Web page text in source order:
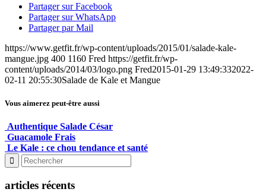
Partager sur Facebook
Partager sur WhatsApp
Partager par Mail
https://www.getfit.fr/wp-content/uploads/2015/01/salade-kale-
mangue.jpg 400 1160 Fred https://getfit.fr/wp-
content/uploads/2014/03/logo.png Fred2015-01-29 13:49:332022-
02-11 20:55:30Salade de Kale et Mangue
Vous aimerez peut-être aussi
Authentique Salade César
Guacamole Frais
Le Kale : ce chou tendance et santé
articles récents